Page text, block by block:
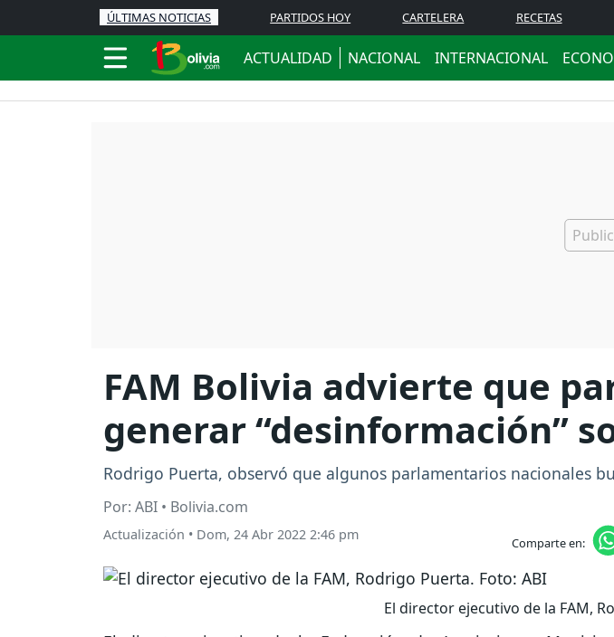
ÚLTIMAS NOTICIAS PARTIDOS HOY CARTELERA RECETAS
ACTUALIDAD NACIONAL INTERNACIONAL
FAM Bolivia advierte que
generar “desinformación”
Rodrigo Puerta, observó que algunos parlamentarios nacionales
Por: ABI • Bolivia.com
Actualización • Dom, 24 Abr 2022 2:46 pm Comparte en:
El director ejecutivo de la FAM,